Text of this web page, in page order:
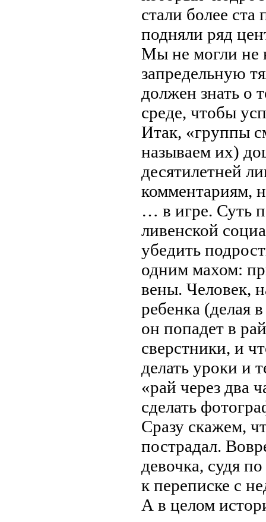
стали более
подняли ряд
Мы не могли не
запредельную
должен знать о
среде, чтобы
Итак, «группы
называем их)
десятилетней
комментариям,
… в игре. Суть
ливенской
убедить
одним махом:
вены. Человек,
ребенка (делая
он попадет в
сверстники, и
делать уроки и
«рай через два
сделать
Сразу скажем,
пострадал.
девочка, судя
к переписке с
А в целом